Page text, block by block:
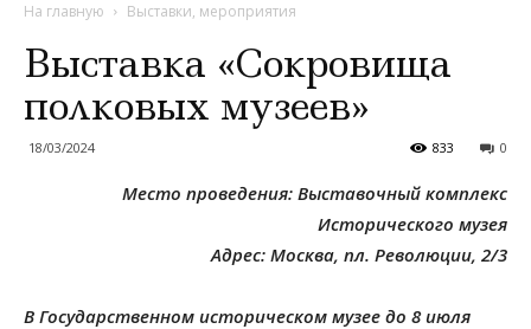
На главную Выставки, мероприятия
Выставка «Сокровища
полковых музеев»
18/03/2024 0
833
Место проведения: Выставочный комплекс
Исторического музея
Адрес: Москва, пл. Революции, 2/3
В Государственном историческом музее до 8 июля